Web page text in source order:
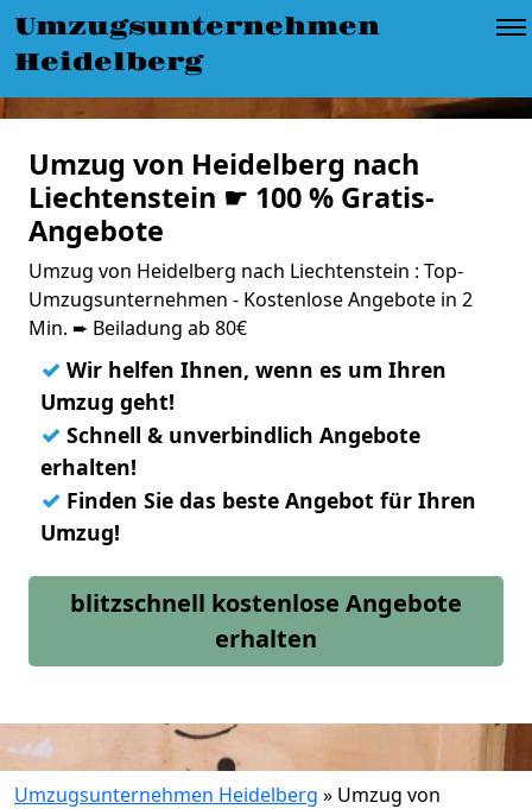
Umzugsunternehmen
Heidelberg
Umzug von Heidelberg nach
Liechtenstein ☛ 100 % Gratis-
Angebote
Umzug von Heidelberg nach Liechtenstein : Top-
Umzugsunternehmen - Kostenlose Angebote in 2
Min. ➨ Beiladung ab 80€
✓ Wir helfen Ihnen, wenn es um Ihren
Umzug geht!
✓ Schnell & unverbindlich Angebote
erhalten!
✓ Finden Sie das beste Angebot für Ihren
Umzug!
blitzschnell kostenlose Angebote
erhalten
Umzugsunternehmen Heidelberg » Umzug von